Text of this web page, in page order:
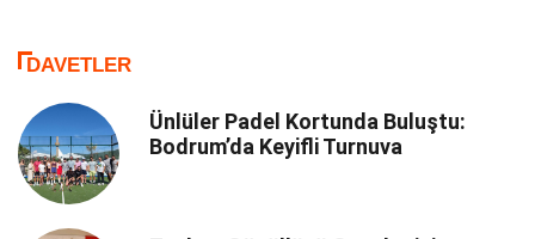
DAVETLER
Ünlüler Padel Kortunda Buluştu:
Bodrum’da Keyifli Turnuva